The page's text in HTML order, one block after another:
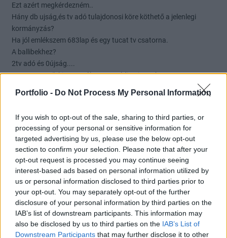
Portfolio - Do Not Process My Personal Information
If you wish to opt-out of the sale, sharing to third parties, or
processing of your personal or sensitive information for
targeted advertising by us, please use the below opt-out
section to confirm your selection. Please note that after your
opt-out request is processed you may continue seeing
interest-based ads based on personal information utilized by
us or personal information disclosed to third parties prior to
your opt-out. You may separately opt-out of the further
disclosure of your personal information by third parties on the
IAB’s list of downstream participants. This information may
also be disclosed by us to third parties on the IAB’s List of
Downstream Participants that may further disclose it to other
Ezt azért megkérdezném..
Hány db ujság,és tv adó tulajdonosi köre köthető a jelenlegi
kormányzás?
Ha jól emlékszem 683lap és egy tucat tv csatorna.
A ballibekhez?
2tv adó és 0újság....
Na ezt nevezik kiegyensúlyozott média piacnak..
7 2 Válasz erre
janosvitez
2021. 03. 24. 23:24
Előzmény: #255SeldonKuper
Járvány idején ez egy felesleges kiadás....
Ezt egy keresztény, segítőkész, érzékeny embernek tudnia kéne.
Válasz erre
janosvitez
2021. 03. 24. 23:19
Előzmény:#263globaltrend
Fel is lesz. Szvsz.